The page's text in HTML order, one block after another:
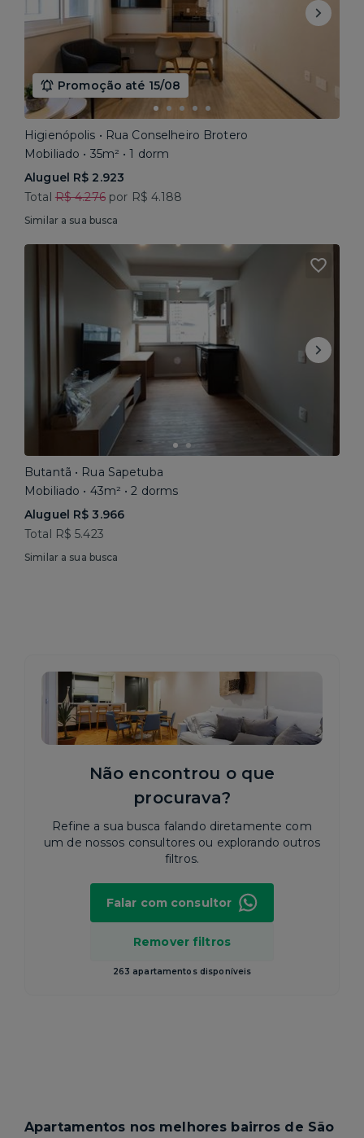
Promoção até 15/08
Higienópolis • Rua Conselheiro Brotero
Mobiliado • 35m² • 1 dorm
Aluguel R$ 2.923
Total R$ 4.276por R$ 4.188
Similar a sua busca
Butantã • Rua Sapetuba
Mobiliado • 43m² • 2 dorms
Aluguel R$ 3.966
Total R$ 5.423
Similar a sua busca
Não encontrou o que
procurava?
Refine a sua busca falando diretamente com
um de nossos consultores ou explorando outros
filtros.
Remover filtros
263 apartamentos disponíveis
Falar com consultor
Apartamentos nos melhores bairros de São